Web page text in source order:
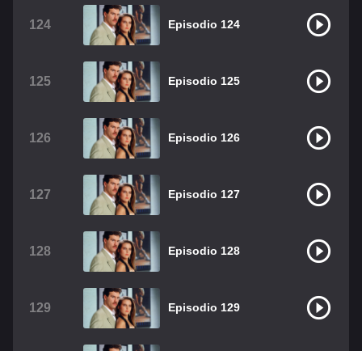
124 Episodio 124
125 Episodio 125
126 Episodio 126
127 Episodio 127
128 Episodio 128
129 Episodio 129